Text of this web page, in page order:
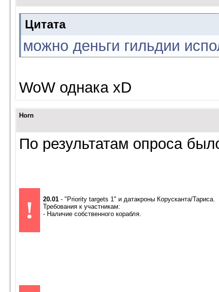
Цитата
можно деньги гильдии
WoW однака xD
Horn
По результатам опроса
! 20.01 - "Priority targets 1" и датакроны Корусканта/Тариса.
Требования к участникам:
- Наличие собственного корабля.